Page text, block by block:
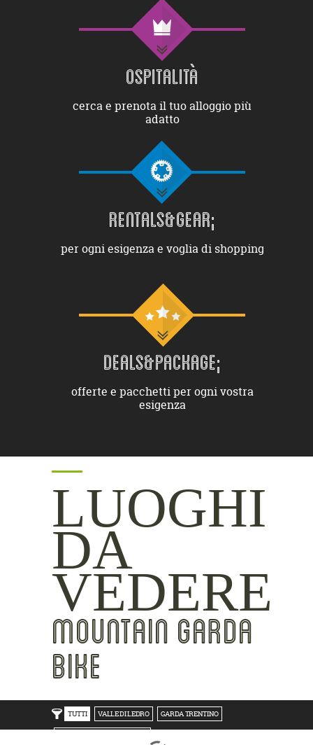
OSPITALITÀ
cerca e prenota il tuo alloggio più
adatto
RENTALS&GEAR;
per ogni esigenza e voglia di shopping
DEALS&PACKAGE;
offerte e pacchetti per ogni vostra
esigenza
LUOGHI
DA
VEDERE
MOUNTAIN GARDA
BIKE
TUTTI VALLE DI LEDRO GARDA TRENTINO